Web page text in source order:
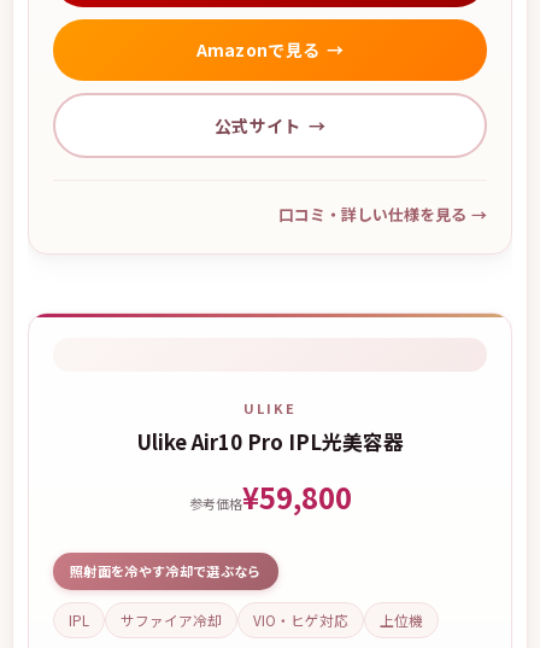
Amazonで見る
公式サイト
口コミ・詳しい仕様を見る →
ULIKE
Ulike Air10 Pro IPL光美容器
参考価格¥59,800
照射面を冷やす冷却で選ぶなら
IPL サファイア冷却 VIO・ヒゲ対応 上位機